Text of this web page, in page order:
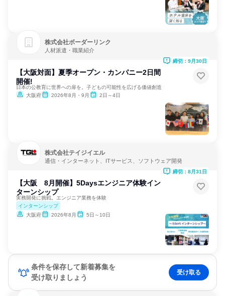
株式会社ボーダーリンク
人材派遣・職業紹介
【大阪対面】夏季オープン・カンパニー2日間
開催!
日本の公教育に世界への扉を。子どもの可能性を広げる価値創造
大阪府
2026年8月・9月 2日～4日
締切：9月30日
株式会社テイジイエル
通信・インターネット、ITサービス、ソフトウェア開発
【大阪 8月開催】5Daysエンジニア体験イン
ターンシップ
実務開発に挑戦。エンジニア業務を体験
インターンシップ
大阪府
2026年8月 5日～10日
締切：8月31日
条件を保存して新着募集を
受け取りましょう
受け取る